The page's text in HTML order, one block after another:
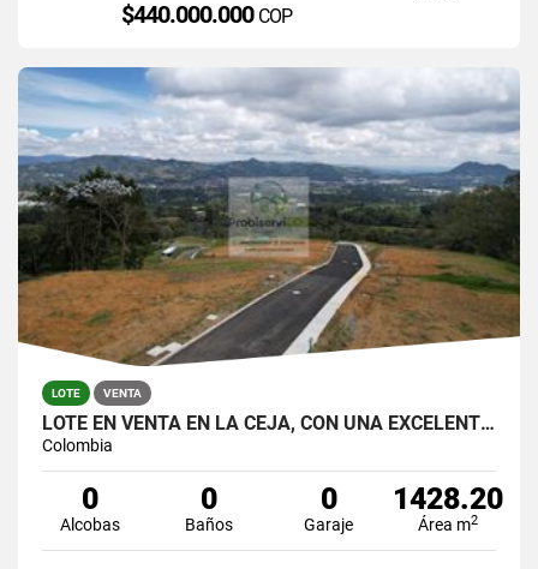
$440.000.000 COP
LOTE VENTA
LOTE EN VENTA EN LA CEJA, CON UNA EXCELENTE VISTA.
Colombia
0
Alcobas
0
Baños
0
Garaje
1428.20
Área m2